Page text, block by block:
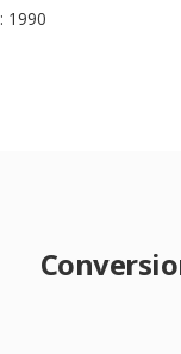
: 1990